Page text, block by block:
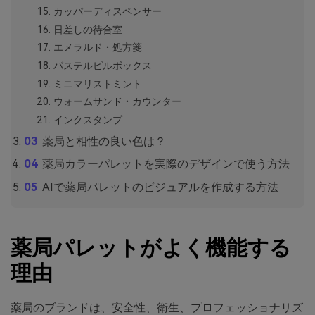
カッパーディスペンサー
日差しの待合室
エメラルド・処方箋
パステルピルボックス
ミニマリストミント
ウォームサンド・カウンター
インクスタンプ
薬局と相性の良い色は？
薬局カラーパレットを実際のデザインで使う方法
AIで薬局パレットのビジュアルを作成する方法
薬局パレットがよく機能する
理由
薬局のブランドは、安全性、衛生、プロフェッショナリズ